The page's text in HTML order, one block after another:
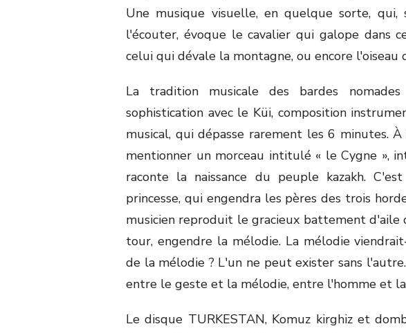
Une musique visuelle, en quelque sorte,
l'écouter, évoque le cavalier qui galope dans
celui qui dévale la montagne, ou encore l'oiseau
La tradition musicale des bardes
sophistication avec le Küi, composition
musical, qui dépasse rarement les 6 minutes.
mentionner un morceau intitulé « le Cygne »,
raconte la naissance du peuple kazakh.
princesse, qui engendra les pères des trois
musicien reproduit le gracieux battement d'aile
tour, engendre la mélodie. La mélodie
de la mélodie ? L'un ne peut exister sans
entre le geste et la mélodie, entre l'homme et
Le disque TURKESTAN, Komuz kirghiz et